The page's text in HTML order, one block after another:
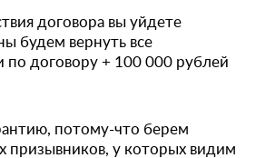
договора вы уйдете
будем вернуть все
по договору + 100 000 рублей
потому-что берем
призывников, у которых видим